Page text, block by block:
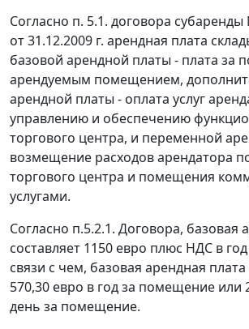
Согласно п. 5.1. договора субаренды
от 31.12.2009 г. арендная плата
базовой арендной платы - плата за
арендуемым помещением,
арендной платы - оплата услуг
управлению и обеспечению
торгового центра, и переменной
возмещение расходов арендатора
торгового центра и помещения
услугами.
Согласно п.5.2.1. Договора, базовая
составляет 1150 евро плюс НДС в
связи с чем, базовая арендная плата
570,30 евро в год за помещение или
день за помещение.